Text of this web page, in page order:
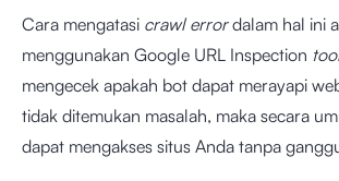
Cara mengatasi crawl errordalam hal ini
menggunakan Google URL Inspection
mengecek apakah bot dapat merayapi
tidak ditemukan masalah, maka secara
dapat mengakses situs Anda tanpa